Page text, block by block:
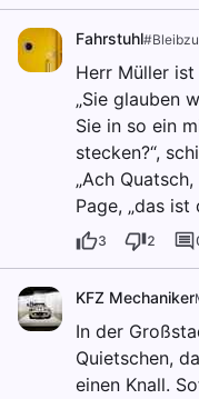
Fahrstuhl
Herr Müller
„Sie glauben
Sie in so ein
stecken?“,
„Ach
Page, „das
3 2
KFZ Mechaniker
In der
Quietschen,
einen Knall.